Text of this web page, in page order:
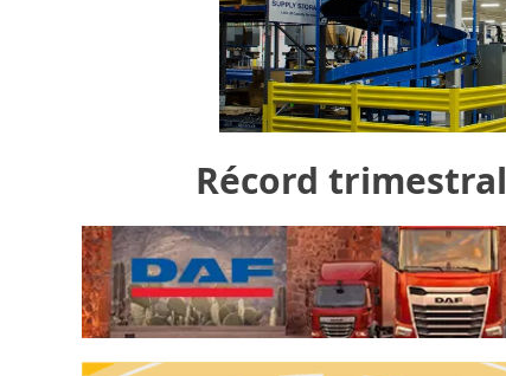
Récord trimestral